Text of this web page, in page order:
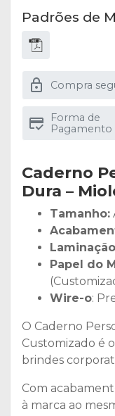
Padrões de
Compra
Forma de
Pagamento
Caderno
Dura –
Tamanho:
Papel do
Wire-o:
O Caderno
Customizado é
brindes
Com
à marca ao